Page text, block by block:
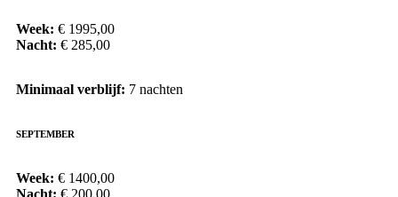
Week: € 1995,00
Nacht: € 285,00
Minimaal verblijf: 7 nachten
SEPTEMBER
Week: € 1400,00
Nacht: € 200,00